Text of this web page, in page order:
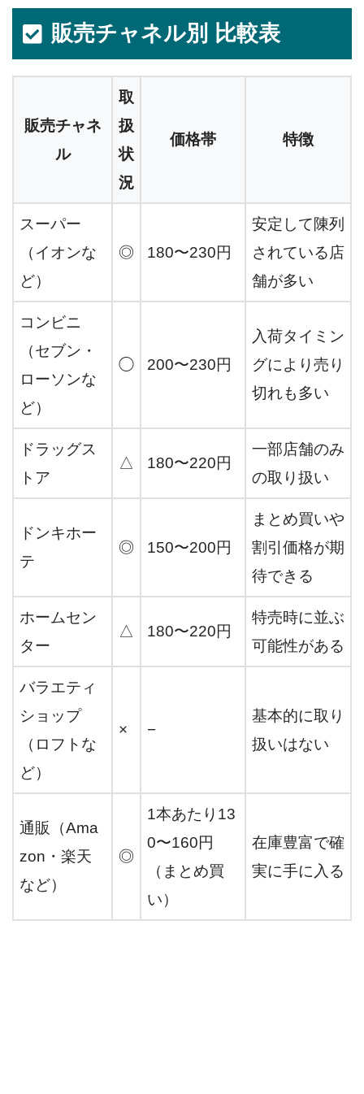
販売チャネル別 比較表
販売チャネ
ル
取
扱
状
況
価格帯 特徴
スーパー
（イオンな
ど）
◎ 180〜230円
安定して陳列
されている店
舗が多い
コンビニ
（セブン・
ローソンな
ど）
◯ 200〜230円
入荷タイミン
グにより売り
切れも多い
ドラッグス
トア
△ 180〜220円
一部店舗のみ
の取り扱い
ドンキホー
テ
◎ 150〜200円
まとめ買いや
割引価格が期
待できる
ホームセン
ター
△ 180〜220円
特売時に並ぶ
可能性がある
バラエティ
ショップ
（ロフトな
ど）
× −
基本的に取り
扱いはない
通販（Ama
zon・楽天
など）
◎
1本あたり13
0〜160円
（まとめ買
い）
在庫豊富で確
実に手に入る